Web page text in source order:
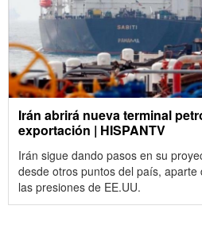
Irán abrirá nueva terminal
exportación | HISPANTV
Irán sigue dando pasos en su
desde otros puntos del país, aparte
las presiones de EE.UU.